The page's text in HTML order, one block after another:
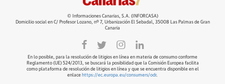
© Informaciones Canarias, S.A. (INFORCASA)
Domicilio social en C/ Profesor Lozano, nº 7, Urbanización El Sebadal, 35008 Las Palmas de Gran
Canaria
En lo posible, para la resolución de litigios en línea en materia de consumo conforme
Reglamento (UE) 524/2013, se buscará la posibilidad que la Comisión Europea facilita
como plataforma de resolución de litigios en línea y que se encuentra disponible en el
enlace https://ec.europa.eu/consumers/odr.